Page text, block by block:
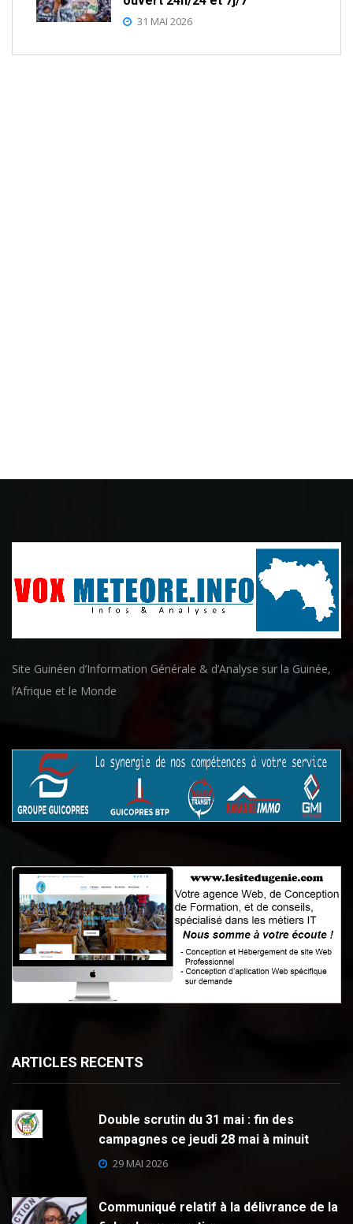
31 MAI 2026
Site Guinéen d’Information Générale & d’Analyse sur la Guinée,
l’Afrique et le Monde
ARTICLES RECENTS
Double scrutin du 31 mai : fin des
campagnes ce jeudi 28 mai à minuit
29 MAI 2026
Communiqué relatif à la délivrance de la